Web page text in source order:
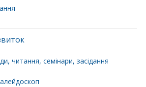
читання, семінари, засідання